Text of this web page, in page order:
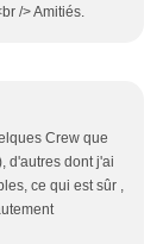
/> Amitiés.
Crew que
d'autres dont j'ai
ce qui est sûr ,